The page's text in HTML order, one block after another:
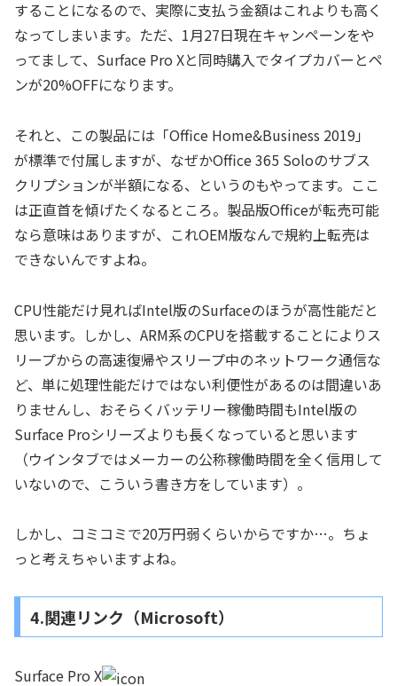
することになるので、実際に支払う金額はこれよりも高く
なってしまいます。ただ、1月27日現在キャンペーンをや
ってまして、Surface Pro Xと同時購入でタイプカバーとペ
ンが20%OFFになります。
それと、この製品には「Office Home&Business 2019」
が標準で付属しますが、なぜかOffice 365 Soloのサブス
クリプションが半額になる、というのもやってます。ここ
は正直首を傾げたくなるところ。製品版Officeが転売可能
なら意味はありますが、これOEM版なんで規約上転売は
できないんですよね。
CPU性能だけ見ればIntel版のSurfaceのほうが高性能だと
思います。しかし、ARM系のCPUを搭載することによりス
リープからの高速復帰やスリープ中のネットワーク通信な
ど、単に処理性能だけではない利便性があるのは間違いあ
りませんし、おそらくバッテリー稼働時間もIntel版の
Surface Proシリーズよりも長くなっていると思います
（ウインタブではメーカーの公称稼働時間を全く信用して
いないので、こういう書き方をしています）。
しかし、コミコミで20万円弱くらいからですか…。ちょ
っと考えちゃいますよね。
4.関連リンク（Microsoft）
Surface Pro X